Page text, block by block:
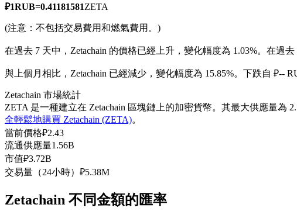
USDC永續
₽1RUB=0.41181581ZETA
(注意：不包括交易費用和燃氣費用。)
在過去 7 天中，Zetachain 的價格已經上升，變化幅度為 1.03%。 在過去
與上個月相比，Zetachain 已經減少，變化幅度為 15.85%。下跌自 ₽--
Zetachain 市場統計
ZETA 是一種建立在 Zetachain 區塊鏈上的加密貨幣。其最大供應量為
全輕鬆地購買 Zetachain (ZETA)。
當前價格₽2.43
流通供應量1.56B
市值₽3.72B
交易量（24小時） ₽5.38M
Zetachain 不同金額的匯率